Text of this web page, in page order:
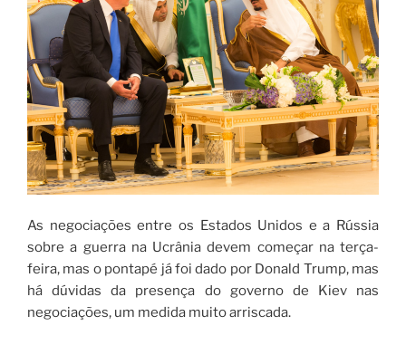
As negociações entre os Estados Unidos e a Rússia
sobre a guerra na Ucrânia devem começar na terça-
feira, mas o pontapé já foi dado por Donald Trump, mas
há dúvidas da presença do governo de Kiev nas
negociações, um medida muito arriscada.